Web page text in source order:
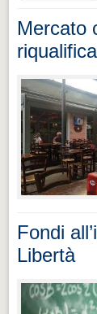
Mercato
Fondi
Libertà